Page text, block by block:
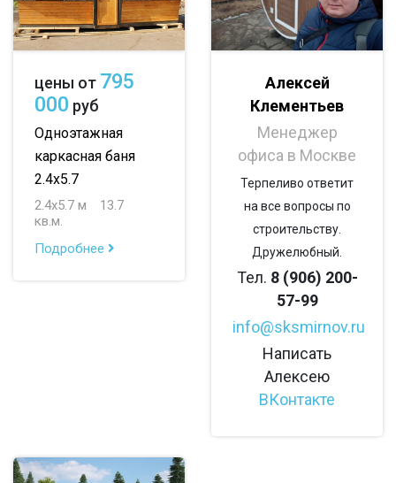
цены от 795
000 руб
Одноэтажная
каркасная баня
2.4х5.7
2.4х5.7 м
13.7
кв.м.
Подробнее
Алексей
Клементьев
Менеджер
офиса в Москве
Терпеливо ответит
на все вопросы по
строительству.
Дружелюбный.
Тел. 8 (906) 200-
57-99
info@sksmirnov.ru
Написать
Алексею
ВКонтакте